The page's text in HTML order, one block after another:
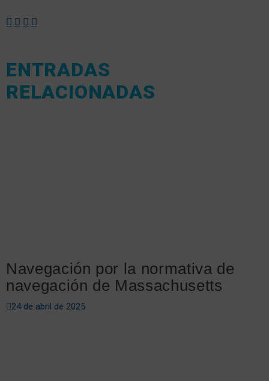
ENTRADAS
RELACIONADAS
Navegación por la normativa de
navegación de Massachusetts
24 de abril de 2025